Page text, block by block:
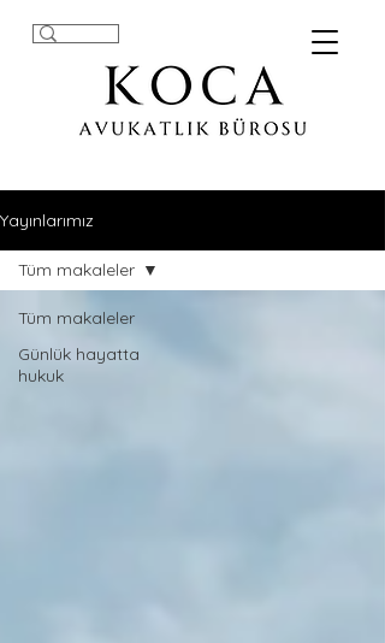
Yayınlarımız
Tüm makaleler
Günlük hayatta
hukuk
Tüm makaleler